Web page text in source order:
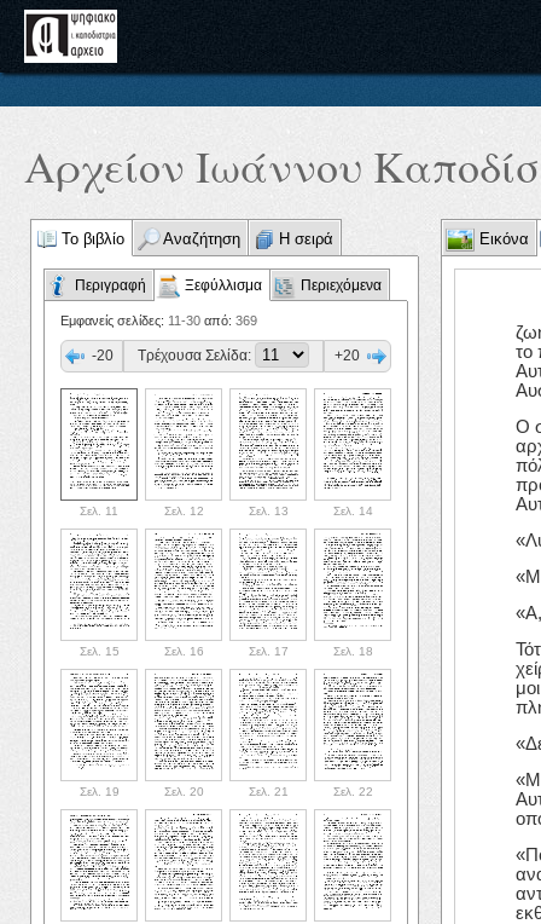
Αρχείον Ιωάννου
Το βιβλίο Αναζήτηση Η σειρά
Περιγραφή Ξεφύλλισμα Περιεχόμενα
Εμφανείς σελίδες: 11-30 από: 369
-20 Τρέχουσα Σελίδα: +20
Σελ. 11 Σελ. 12 Σελ. 13 Σελ. 14
Σελ. 15 Σελ. 16 Σελ. 17 Σελ. 18
Σελ. 19 Σελ. 20 Σελ. 21 Σελ. 22
Εικόνα
το
Ο